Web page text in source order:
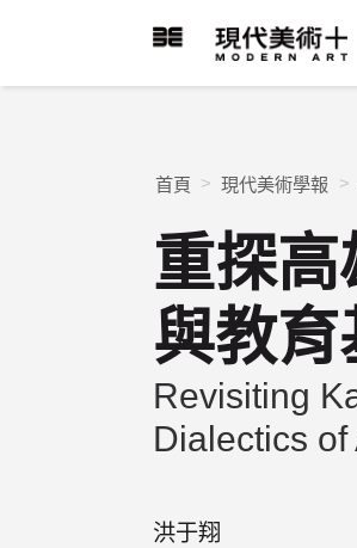
現代美術+Logo
首頁 現代美術學報
重探
與教
Revisiting
Dialectics
洪于翔